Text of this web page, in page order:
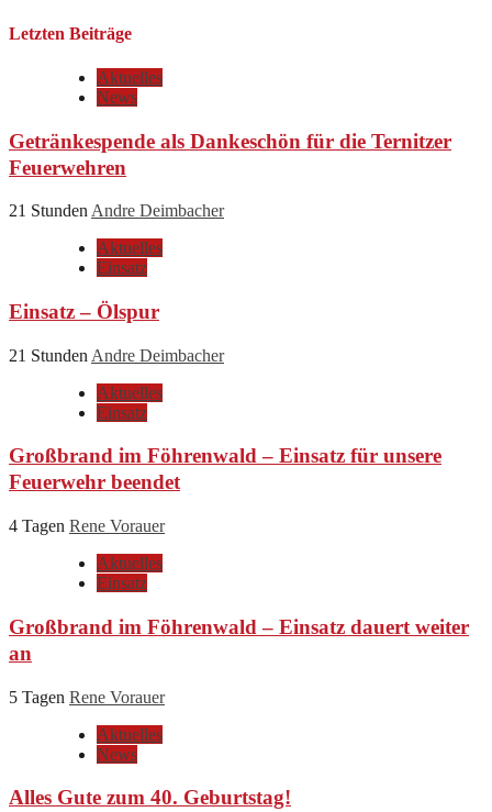
Letzten Beiträge
Aktuelles
News
Getränkespende als Dankeschön für die Ternitzer
Feuerwehren
21 Stunden Andre Deimbacher
Aktuelles
Einsatz
Einsatz – Ölspur
21 Stunden Andre Deimbacher
Aktuelles
Einsatz
Großbrand im Föhrenwald – Einsatz für unsere
Feuerwehr beendet
4 Tagen Rene Vorauer
Aktuelles
Einsatz
Großbrand im Föhrenwald – Einsatz dauert weiter
an
5 Tagen Rene Vorauer
Aktuelles
News
Alles Gute zum 40. Geburtstag!